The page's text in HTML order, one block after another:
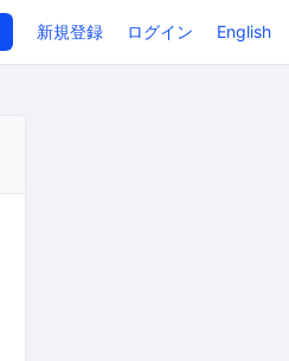
新規登録 ログイン English